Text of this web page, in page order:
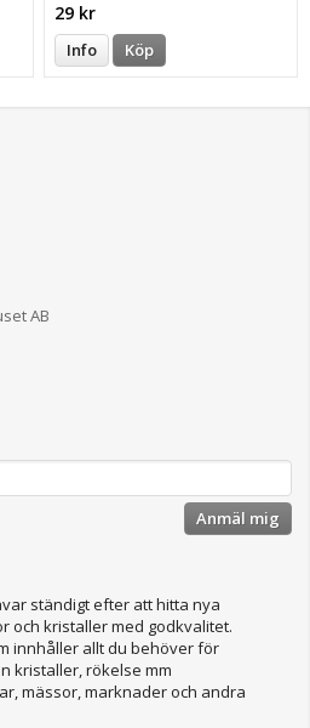
29 kr
Info Köp
AB
Anmäl mig
ständigt efter att hitta nya
och kristaller med godkvalitet.
innhåller allt du behöver för
kristaller, rökelse mm
mässor, marknader och andra